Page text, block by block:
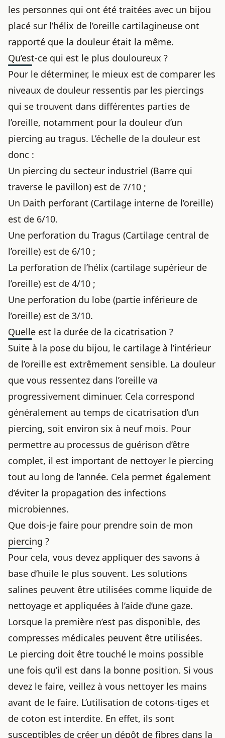
les personnes qui ont été traitées avec un bijou
placé sur l’hélix de l’oreille cartilagineuse ont
rapporté que la douleur était la même.
Qu’est-ce qui est le plus douloureux ?
Pour le déterminer, le mieux est de comparer les
niveaux de douleur ressentis par les piercings
qui se trouvent dans différentes parties de
l’oreille, notamment pour la douleur d’un
piercing au tragus. L’échelle de la douleur est
donc :
Un piercing du secteur industriel (Barre qui
traverse le pavillon) est de 7/10 ;
Un Daith perforant (Cartilage interne de l’oreille)
est de 6/10.
Une perforation du Tragus (Cartilage central de
l’oreille) est de 6/10 ;
La perforation de l’hélix (cartilage supérieur de
l’oreille) est de 4/10 ;
Une perforation du lobe (partie inférieure de
l’oreille) est de 3/10.
Quelle est la durée de la cicatrisation ?
Suite à la pose du bijou, le cartilage à l’intérieur
de l’oreille est extrêmement sensible. La douleur
que vous ressentez dans l’oreille va
progressivement diminuer. Cela correspond
généralement au temps de cicatrisation d’un
piercing, soit environ six à neuf mois. Pour
permettre au processus de guérison d’être
complet, il est important de nettoyer le piercing
tout au long de l’année. Cela permet également
d’éviter la propagation des infections
microbiennes.
Que dois-je faire pour prendre soin de mon
piercing ?
Pour cela, vous devez appliquer des savons à
base d’huile le plus souvent. Les solutions
salines peuvent être utilisées comme liquide de
nettoyage et appliquées à l’aide d’une gaze.
Lorsque la première n’est pas disponible, des
compresses médicales peuvent être utilisées.
Le piercing doit être touché le moins possible
une fois qu’il est dans la bonne position. Si vous
devez le faire, veillez à vous nettoyer les mains
avant de le faire. L’utilisation de cotons-tiges et
de coton est interdite. En effet, ils sont
susceptibles de créer un dépôt de fibres dans la